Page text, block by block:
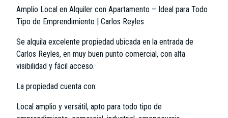
Amplio Local en Alquiler con Apartamento – Ideal para Todo
Tipo de Emprendimiento | Carlos Reyles
Se alquila excelente propiedad ubicada en la entrada de
Carlos Reyles, en muy buen punto comercial, con alta
visibilidad y fácil acceso.
La propiedad cuenta con:
Local amplio y versátil, apto para todo tipo de